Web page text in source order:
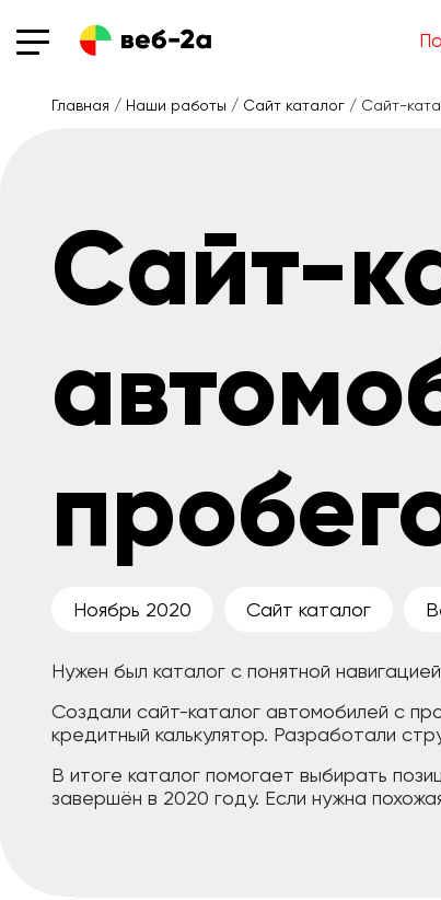
Главная / Наши работы / Сайт каталог / Сайт-
Сайт-
Ноябрь 2020 Сайт каталог
Нужен был каталог с понятной
Создали сайт-каталог автомобилей с
кредитный калькулятор. Разработали
В итоге каталог помогает выбирать
завершён в 2020 году. Если нужна